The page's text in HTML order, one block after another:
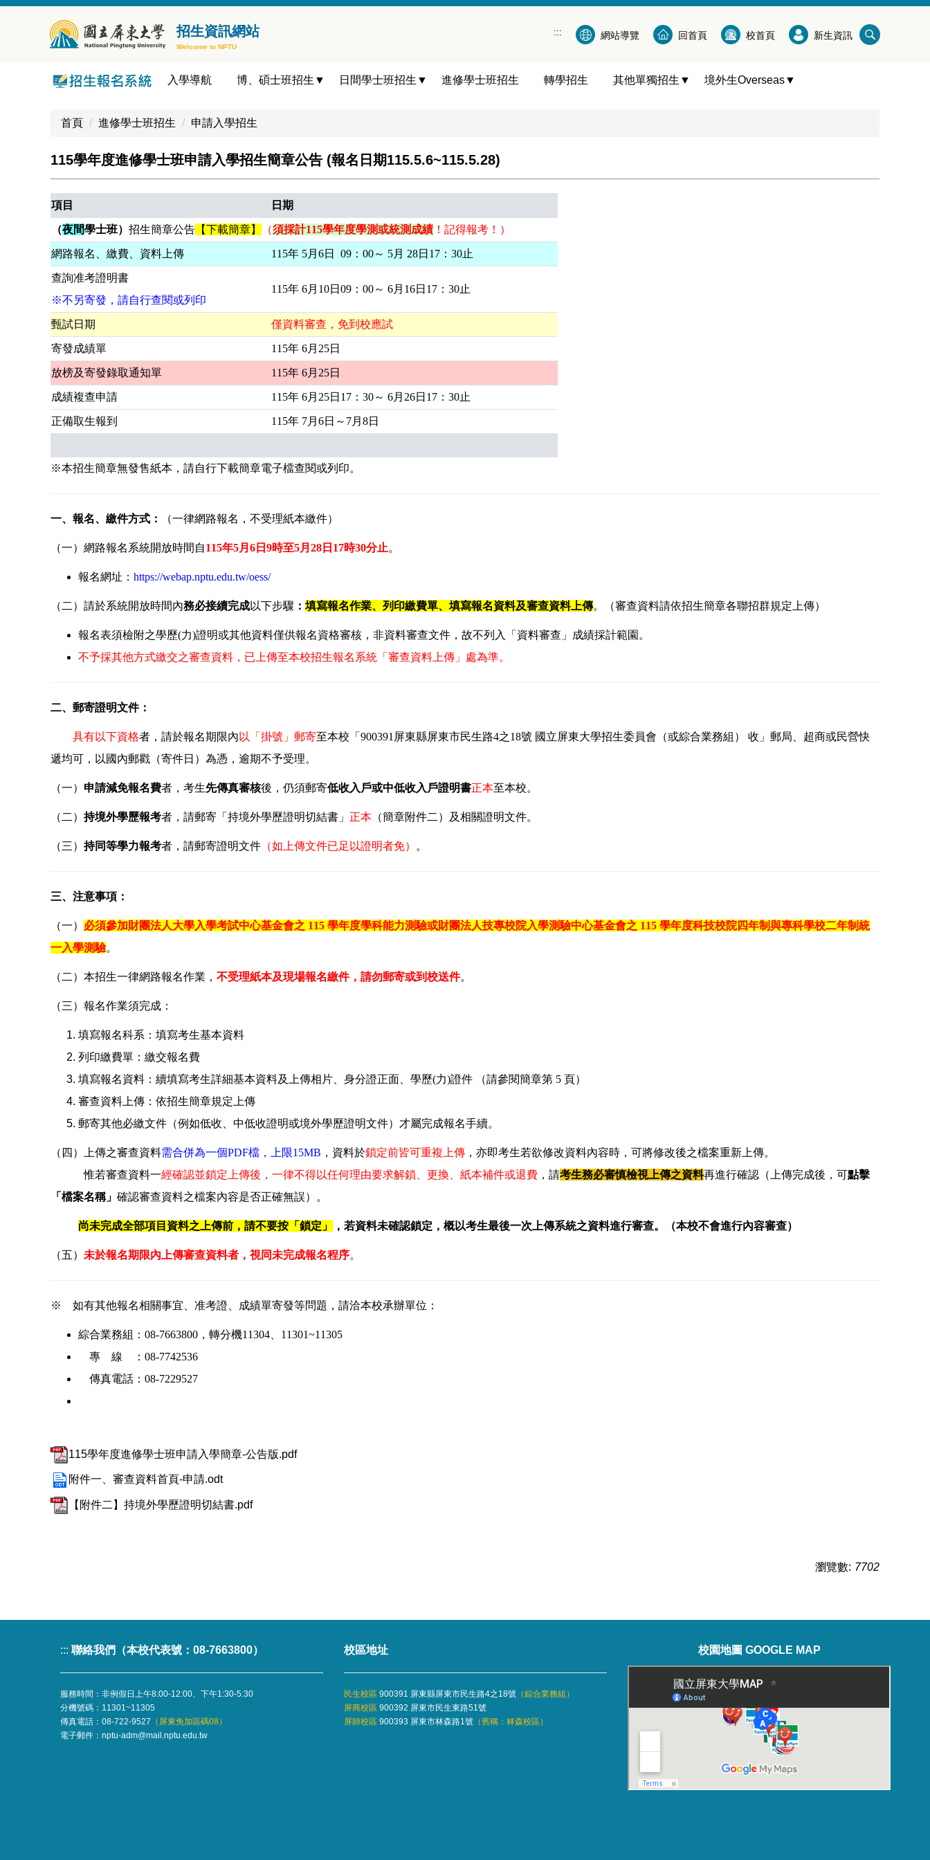
招生資訊網站
Welcome to NPTU
::: 網站導覽 回首頁 校首頁 新生資訊
入學導航 博、碩士班招生▼ 日間學士班招生▼ 進修學士班招生 轉學招生 其他單獨招生▼ 境外生Overseas▼
首頁 進修學士班招生 申請入學招生
115學年度進修學士班申請入學招生簡章公告 (報名日期115.5.6~115.5.28)
項目 日期
（夜間學士班） 招生簡章公告 【下載簡章】 （須採計115學年度學測或統測成績 ！記得報考！）
網路報名、繳費、資料上傳 115年 5月6日 09：00～ 5月 28日17：30止
查詢准考證明書
※不另寄發，請自行查閱或列印
115年 6月10日09：00～ 6月16日17：30止
甄試日期 僅資料審查，免到校應試
寄發成績單 115年 6月25日
放榜及寄發錄取通知單 115年 6月25日
成績複查申請 115年 6月25日17：30～ 6月26日17：30止
正備取生報到 115年 7月6日～7月8日
※本招生簡章無發售紙本，請自行下載簡章電子檔查閱或列印。
一、報名、繳件方式： （一律網路報名，不受理紙本繳件）
（一）網路報名系統開放時間自115年5月6日9時至5月28日17時30分止。
報名網址： https://webap.nptu.edu.tw/oess/
（二）請於系統開放時間內務必接續完成以下步驟 ： 填寫報名作業、列印繳費單、填寫報名資料及審查資料 上傳。（審查資料請依招生簡章各聯招群規定上傳）
報名表須檢附之學歷(力)證明或其他資料僅供報名資格審核，非資料審查文件，故不列入「資料審查」成績採計範園。
不予採其他方式繳交之審查資料，已上傳至本校招生報名系統「審查資料上傳」處為準。
二、郵寄證明文件：
具有以下資格者，請於報名期限內 以「掛號」郵寄至本校「900391屏東縣屏東市民生路4之18號 國立屏東大學招生委員會（或綜合業務組） 收」郵局、超商或民營快
遞均可，以國內郵戳（寄件日）為憑，逾期不予受理。
（一） 申請減免報名費者，考生先傳真審核後，仍須郵寄低收入戶或中低收入戶證明書正本至本校。
（二） 持境外學歷報考者，請郵寄「持境外學歷證明切結書」 正本 （簡章附件二）及相關證明文件。
（三） 持同等學力報考者，請郵寄證明文件 （如上傳文件已足以證明者免） 。
三、注意事項：
（一） 必須參加財團法人大學入學考試中心基金會之 115 學年度學科能力測驗或財團法人技專校院入學測驗中心基金會之 115 學年度科技校院四年制與專科學校二年制統
一入學測驗。
（二） 本招生一律網路報名作業， 不受理紙本及現場報名繳件，請勿郵寄或到校送件。
（三）報名作業須完成：
填寫報名科系：填寫考生基本資料
列印繳費單：繳交報名費
填寫報名資料：續填寫考生詳細基本資料及上傳相片、身分證正面、學歷(力)證件 （請參閱簡章第 5 頁）
審查資料上傳：依招生簡章規定上傳
郵寄其他必繳文件（例如低收、中低收證明或境外學歷證明文件）才屬完成報名手續。
（四）上傳之審查資料需合併為一個PDF檔，上限15MB ，資料於鎖定前皆可重複上傳 ，亦即考生若欲修改資料內容時，可將修改後之檔案重新上傳。
惟若審查資料一經確認並鎖定上傳後，一律不得以任何理由要求解鎖、更換、紙本補件或退費 ，請考生務必審慎檢視上傳之資料再進行確認（上傳完成後，可點擊
「檔案名稱」 確認審查資料之檔案內容是否正確無誤） 。
尚未完成全部項目資料之上傳前，請不要按「鎖定」 ，若資料未確認鎖定，概以考生最後一次上傳系統之資料進行審查。（本校不會進行內容審查）
（五） 未於報名期限內上傳審查資料者，視同未完成報名程序。
※ 如有其他報名相關事宜、准考證、成績單寄發等問題，請洽本校承辦單位：
綜合業務組：08-7663800，轉分機11304、11301~11305
專 線 ：08-7742536
傳真電話：08-7229527
115學年度進修學士班申請入學簡章-公告版.pdf
附件一、審查資料首頁-申請.odt
【附件二】持境外學歷證明切結書.pdf
瀏覽數: 7702
::: 聯絡我們（本校代表號：08-7663800）
服務時間：非例假日上午8:00-12:00、下午1:30-5:30
分機號碼： 11301~11305
傳真電話：08-722-9527 （屏東免加區碼08）
電子郵件： nptu-adm@mail.nptu.edu.tw
校區地址
民生校區 900391 屏東縣屏東市民生路4之18號 （綜合業務組 ）
屏商校區 900392 屏東市民生東路51號
屏師校區 900393 屏東市林森路1號 （舊稱：林森校區）
校園地圖 GOOGLE MAP